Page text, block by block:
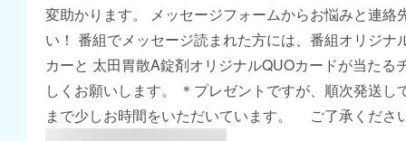
変助かります。 メッセージフォームからお悩みと連絡
い！ 番組でメッセージ読まれた方には、番組オリジナ
カーと 太田胃散A錠剤オリジナルQUOカードが当たる
しくお願いします。 ＊プレゼントですが、順次発送
まで少しお時間をいただいています。 ご了承くださ